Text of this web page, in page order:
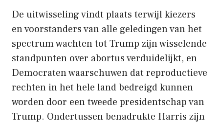
De uitwisseling vindt plaats terwijl kiezers
en voorstanders van alle geledingen van het
spectrum wachten tot Trump zijn wisselende
standpunten over abortus verduidelijkt, en
Democraten waarschuwen dat reproductieve
rechten in het hele land bedreigd kunnen
worden door een tweede presidentschap van
Trump. Ondertussen benadrukte Harris zijn